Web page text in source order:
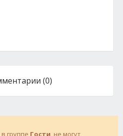
(0)
группе Гости , не могут